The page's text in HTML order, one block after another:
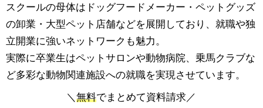
スクールの母体はドッグフードメーカー・ペットグッズ
の卸業・大型ペット店舗などを展開しており、就職や独
立開業に強いネットワークも魅力。
実際に卒業生はペットサロンや動物病院、乗馬クラブな
ど多彩な動物関連施設への就職を実現させています。
＼無料でまとめて資料請求／